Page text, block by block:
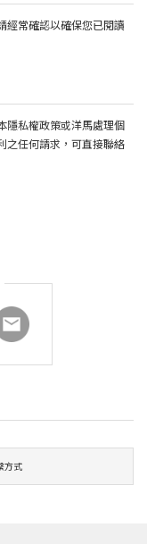
經常確認以確保您已閱讀
隱私權政策或洋馬處理個
之任何請求，可直接聯絡
方式